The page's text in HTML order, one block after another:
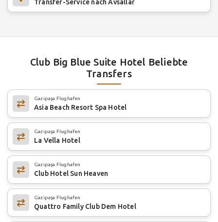
Transfer-Service nach Avsallar
Club Big Blue Suite Hotel Beliebte
Transfers
Gazipaşa Flughafen
Asia Beach Resort Spa Hotel
Gazipaşa Flughafen
La Vella Hotel
Gazipaşa Flughafen
Club Hotel Sun Heaven
Gazipaşa Flughafen
Quattro Family Club Dem Hotel